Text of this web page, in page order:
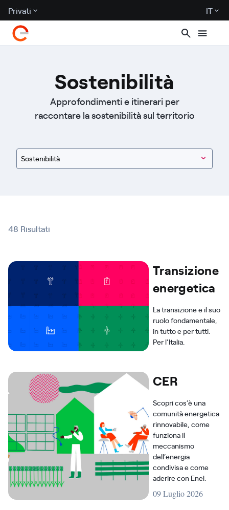
Privati IT
Sostenibilità
Approfondimenti e itinerari per
raccontare la sostenibilità sul territorio
Sostenibilità
48 Risultati
Transizione
energetica
La transizione e il suo
ruolo fondamentale,
in tutto e per tutti.
Per l’Italia.
CER
Scopri cos’è una
comunità energetica
rinnovabile, come
funziona il
meccanismo
dell’energia
condivisa e come
aderire con Enel.
09 Luglio 2026